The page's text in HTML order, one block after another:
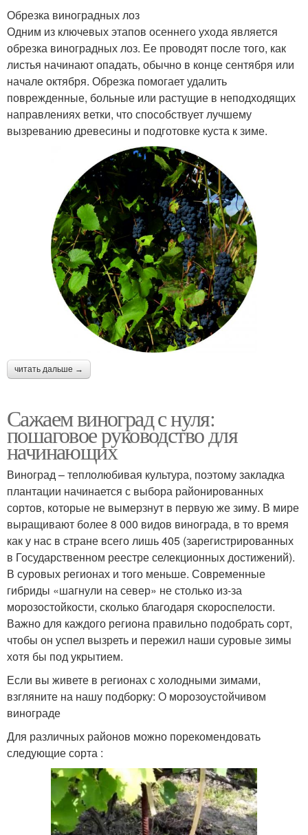
Обрезка виноградных лоз
Одним из ключевых этапов осеннего ухода является
обрезка виноградных лоз. Ее проводят после того, как
листья начинают опадать, обычно в конце сентября или
начале октября. Обрезка помогает удалить
поврежденные, больные или растущие в неподходящих
направлениях ветки, что способствует лучшему
вызреванию древесины и подготовке куста к зиме.
читать дальше →
Сажаем виноград с нуля:
пошаговое руководство для
начинающих
Виноград – теплолюбивая культура, поэтому закладка
плантации начинается с выбора районированных
сортов, которые не вымерзнут в первую же зиму. В мире
выращивают более 8 000 видов винограда, в то время
как у нас в стране всего лишь 405 (зарегистрированных
в Государственном реестре селекционных достижений).
В суровых регионах и того меньше. Современные
гибриды «шагнули на север» не столько из-за
морозостойкости, сколько благодаря скороспелости.
Важно для каждого региона правильно подобрать сорт,
чтобы он успел вызреть и пережил наши суровые зимы
хотя бы под укрытием.
Если вы живете в регионах с холодными зимами,
взгляните на нашу подборку: О морозоустойчивом
винограде
Для различных районов можно порекомендовать
следующие сорта :